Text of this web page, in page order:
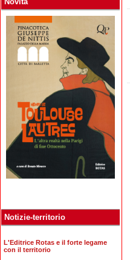
Notizie-territorio
L'Editrice Rotas e il forte legame
con il territorio